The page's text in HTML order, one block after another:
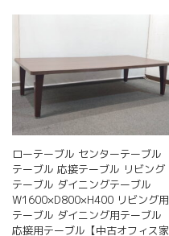
ローテーブル センターテーブル
テーブル 応接テーブル リビング
テーブル ダイニングテーブル
W1600×D800×H400 リビング用
テーブル ダイニング用テーブル
応接用テーブル【中古オフィス家